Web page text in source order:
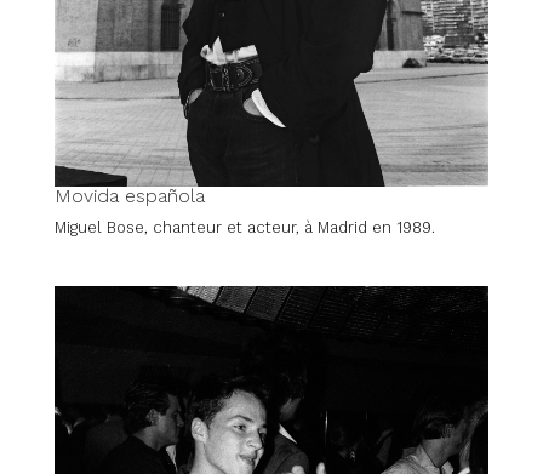
Movida española
Miguel Bose, chanteur et acteur, à Madrid en 1989.